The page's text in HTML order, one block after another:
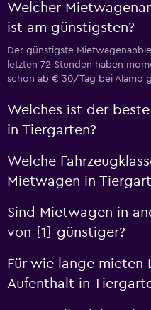
Welcher
ist am günstigsten?
Der günstigste
letzten 72 Stunden haben
schon ab € 30/Tag bei Alamo
Welches ist der
in Tiergarten?
Welche
Mietwagen in
Sind Mietwagen in
von {1} günstiger?
Für wie lange mieten
Aufenthalt in